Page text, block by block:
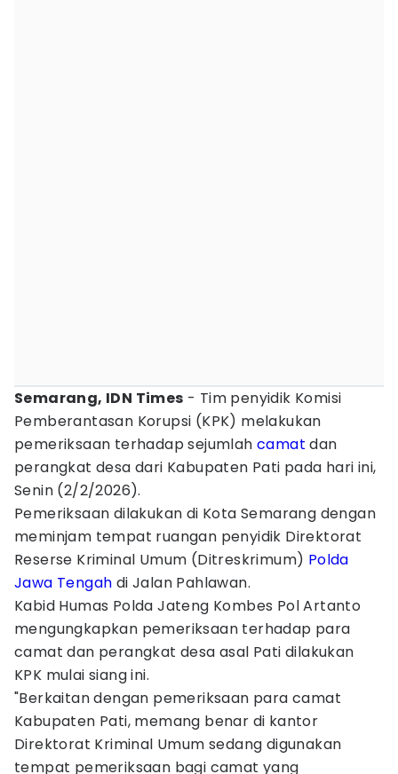
Semarang, IDN Times - Tim penyidik Komisi
Pemberantasan Korupsi (KPK) melakukan
pemeriksaan terhadap sejumlah camat dan
perangkat desa dari Kabupaten Pati pada hari ini,
Senin (2/2/2026).
Pemeriksaan dilakukan di Kota Semarang dengan
meminjam tempat ruangan penyidik Direktorat
Reserse Kriminal Umum (Ditreskrimum) Polda
Jawa Tengah di Jalan Pahlawan.
Kabid Humas Polda Jateng Kombes Pol Artanto
mengungkapkan pemeriksaan terhadap para
camat dan perangkat desa asal Pati dilakukan
KPK mulai siang ini.
"Berkaitan dengan pemeriksaan para camat
Kabupaten Pati, memang benar di kantor
Direktorat Kriminal Umum sedang digunakan
tempat pemeriksaan bagi camat yang